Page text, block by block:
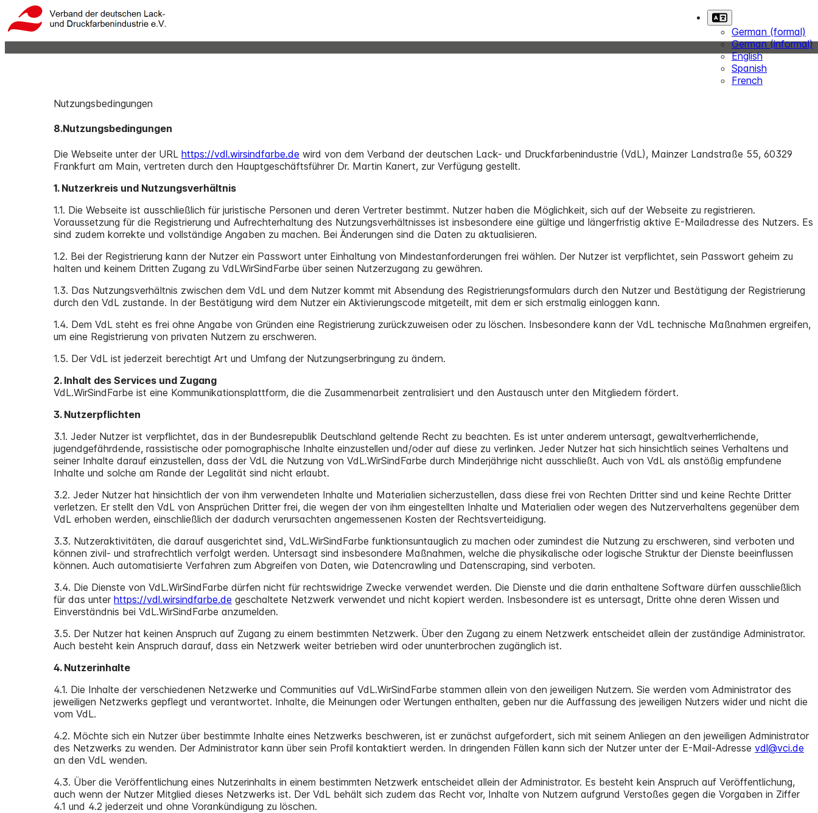
German (formal)
German (informal)
English
Spanish
French
Nutzungsbedingungen
8.Nutzungsbedingungen
Die Webseite unter der URL https://vdl.wirsindfarbe.de wird von dem Verband der deutschen Lack- und Druckfarbenindustrie (VdL), Mainzer Landstraße 55, 60329
Frankfurt am Main, vertreten durch den Hauptgeschäftsführer Dr. Martin Kanert, zur Verfügung gestellt.
1. Nutzerkreis und Nutzungsverhältnis
1.1. Die Webseite ist ausschließlich für juristische Personen und deren Vertreter bestimmt. Nutzer haben die Möglichkeit, sich auf der Webseite zu registrieren.
Voraussetzung für die Registrierung und Aufrechterhaltung des Nutzungsverhältnisses ist insbesondere eine gültige und längerfristig aktive E-Mailadresse des Nutzers. Es
sind zudem korrekte und vollständige Angaben zu machen. Bei Änderungen sind die Daten zu aktualisieren.
1.2. Bei der Registrierung kann der Nutzer ein Passwort unter Einhaltung von Mindestanforderungen frei wählen. Der Nutzer ist verpflichtet, sein Passwort geheim zu
halten und keinem Dritten Zugang zu VdLWirSindFarbe über seinen Nutzerzugang zu gewähren.
1.3. Das Nutzungsverhältnis zwischen dem VdL und dem Nutzer kommt mit Absendung des Registrierungsformulars durch den Nutzer und Bestätigung der Registrierung
durch den VdL zustande. In der Bestätigung wird dem Nutzer ein Aktivierungscode mitgeteilt, mit dem er sich erstmalig einloggen kann.
1.4. Dem VdL steht es frei ohne Angabe von Gründen eine Registrierung zurückzuweisen oder zu löschen. Insbesondere kann der VdL technische Maßnahmen ergreifen,
um eine Registrierung von privaten Nutzern zu erschweren.
1.5. Der VdL ist jederzeit berechtigt Art und Umfang der Nutzungserbringung zu ändern.
2. Inhalt des Services und Zugang
VdL.WirSindFarbe ist eine Kommunikationsplattform, die die Zusammenarbeit zentralisiert und den Austausch unter den Mitgliedern fördert.
3. Nutzerpflichten
3.1. Jeder Nutzer ist verpflichtet, das in der Bundesrepublik Deutschland geltende Recht zu beachten. Es ist unter anderem untersagt, gewaltverherrlichende,
jugendgefährdende, rassistische oder pornographische Inhalte einzustellen und/oder auf diese zu verlinken. Jeder Nutzer hat sich hinsichtlich seines Verhaltens und
seiner Inhalte darauf einzustellen, dass der VdL die Nutzung von VdL.WirSindFarbe durch Minderjährige nicht ausschließt. Auch von VdL als anstößig empfundene
Inhalte und solche am Rande der Legalität sind nicht erlaubt.
3.2. Jeder Nutzer hat hinsichtlich der von ihm verwendeten Inhalte und Materialien sicherzustellen, dass diese frei von Rechten Dritter sind und keine Rechte Dritter
verletzen. Er stellt den VdL von Ansprüchen Dritter frei, die wegen der von ihm eingestellten Inhalte und Materialien oder wegen des Nutzerverhaltens gegenüber dem
VdL erhoben werden, einschließlich der dadurch verursachten angemessenen Kosten der Rechtsverteidigung.
3.3. Nutzeraktivitäten, die darauf ausgerichtet sind, VdL.WirSindFarbe funktionsuntauglich zu machen oder zumindest die Nutzung zu erschweren, sind verboten und
können zivil- und strafrechtlich verfolgt werden. Untersagt sind insbesondere Maßnahmen, welche die physikalische oder logische Struktur der Dienste beeinflussen
können. Auch automatisierte Verfahren zum Abgreifen von Daten, wie Datencrawling und Datenscraping, sind verboten.
3.4. Die Dienste von VdL.WirSindFarbe dürfen nicht für rechtswidrige Zwecke verwendet werden. Die Dienste und die darin enthaltene Software dürfen ausschließlich
für das unter https://vdl.wirsindfarbe.de geschaltete Netzwerk verwendet und nicht kopiert werden. Insbesondere ist es untersagt, Dritte ohne deren Wissen und
Einverständnis bei VdL.WirSindFarbe anzumelden.
3.5. Der Nutzer hat keinen Anspruch auf Zugang zu einem bestimmten Netzwerk. Über den Zugang zu einem Netzwerk entscheidet allein der zuständige Administrator.
Auch besteht kein Anspruch darauf, dass ein Netzwerk weiter betrieben wird oder ununterbrochen zugänglich ist.
4. Nutzerinhalte
4.1. Die Inhalte der verschiedenen Netzwerke und Communities auf VdL.WirSindFarbe stammen allein von den jeweiligen Nutzern. Sie werden vom Administrator des
jeweiligen Netzwerks gepflegt und verantwortet. Inhalte, die Meinungen oder Wertungen enthalten, geben nur die Auffassung des jeweiligen Nutzers wider und nicht die
vom VdL.
4.2. Möchte sich ein Nutzer über bestimmte Inhalte eines Netzwerks beschweren, ist er zunächst aufgefordert, sich mit seinem Anliegen an den jeweiligen Administrator
des Netzwerks zu wenden. Der Administrator kann über sein Profil kontaktiert werden. In dringenden Fällen kann sich der Nutzer unter der E-Mail-Adresse vdl@vci.de
an den VdL wenden.
4.3. Über die Veröffentlichung eines Nutzerinhalts in einem bestimmten Netzwerk entscheidet allein der Administrator. Es besteht kein Anspruch auf Veröffentlichung,
auch wenn der Nutzer Mitglied dieses Netzwerks ist. Der VdL behält sich zudem das Recht vor, Inhalte von Nutzern aufgrund Verstoßes gegen die Vorgaben in Ziffer
4.1 und 4.2 jederzeit und ohne Vorankündigung zu löschen.